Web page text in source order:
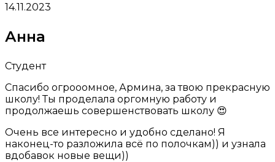
14.11.2023
Анна
Студент
Спасибо огрооомное, Армина, за твою прекрасную
школу! Ты проделала оргомную работу и
продолжаешь совершенствовать школу 😍
Очень все интересно и удобно сделано! Я
наконец-то разложила всё по полочкам)) и узнала
вдобавок новые вещи))